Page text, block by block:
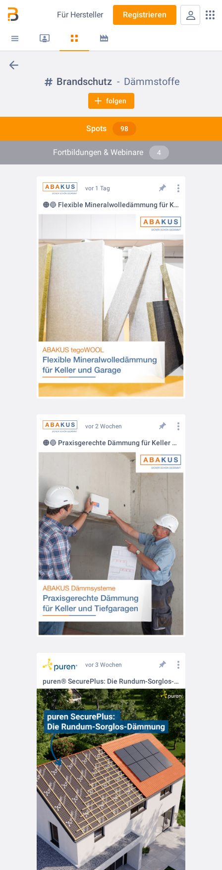
Für Hersteller Registrieren
Brandschutz Dämmstoffe
folgen
Spots 98
Fortbildungen & Webinare 4
vor 1 Tag
🟠🔵 Flexible Mineralwolledämmung für Keller und Garage: ABAKUS tegoWOOL
vor 2 Wochen
🟠🔵 Praxisgerechte Dämmung für Keller und Tiefgaragen
vor 3 Wochen
puren® SecurePlus: Die Rundum-Sorglos-Dämmung.